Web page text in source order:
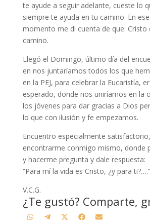
te ayude a seguir adelante, cueste lo
siempre te ayuda en tu camino. En
momento me di cuenta de que: Cristo
camino.
Llegó el Domingo, último día del
en nos juntaríamos todos los que
en la PEJ, para celebrar la Eucaristía,
esperado, donde nos uniríamos en la
los jóvenes para dar gracias a Dios
lo que con ilusión y fe empezamos.
Encuentro especialmente
encontrarme conmigo mismo, donde
y hacerme pregunta y dale respuesta:
“Para mí la vida es Cristo, ¿y para ti?….”
V.C.G.
¿Te gustó? Comparte,
CompartirCompartirCompartirCompartir
Compartir
E